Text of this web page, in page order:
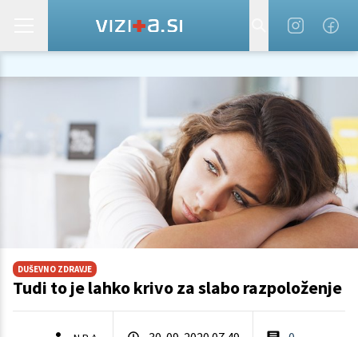
DUŠEVNO ZDRAVJE
Tudi to je lahko krivo za slabo razpoloženje